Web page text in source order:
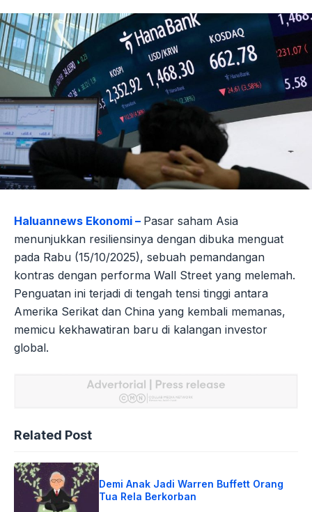
Haluannews Ekonomi – Pasar saham Asia
menunjukkan resiliensinya dengan dibuka menguat
pada Rabu (15/10/2025), sebuah pemandangan
kontras dengan performa Wall Street yang melemah.
Penguatan ini terjadi di tengah tensi tinggi antara
Amerika Serikat dan China yang kembali memanas,
memicu kekhawatiran baru di kalangan investor
global.
Related Post
Demi Anak Jadi Warren Buffett Orang
Tua Rela Berkorban